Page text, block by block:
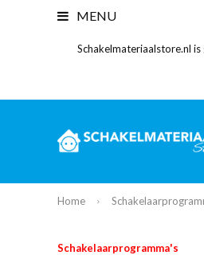
MENU
Schakelmateriaalstore.nl
Home
Schakelaarprogramma's